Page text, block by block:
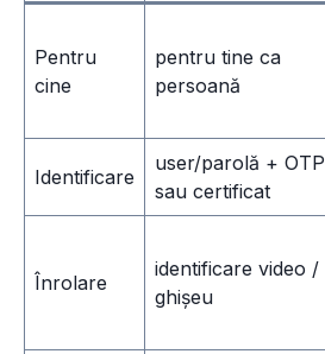
Pentru
cine
pentru tine ca
persoană
Identificare
user/parolă + OTP
sau certificat
Înrolare
identificare video /
ghișeu